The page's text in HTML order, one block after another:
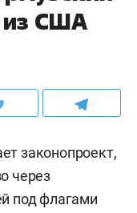
из США
законопроект,
через
под флагами